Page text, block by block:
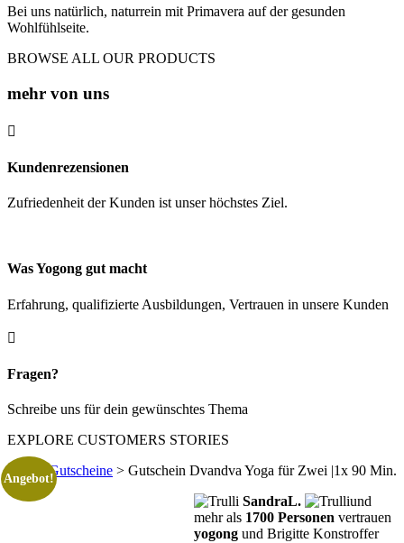
Bei uns natürlich, naturrein mit Primavera auf der gesunden
Wohlfühlseite.
BROWSE ALL OUR PRODUCTS
mehr von uns

Kundenrezensionen
Zufriedenheit der Kunden ist unser höchstes Ziel.
Was Yogong gut macht
Erfahrung, qualifizierte Ausbildungen, Vertrauen in unsere Kunden

Fragen?
Schreibe uns für dein gewünschtes Thema
EXPLORE CUSTOMERS STORIES
Start> Gutscheine > Gutschein Dvandva Yoga für Zwei |1x 90 Min.
Angebot!
SandraL.
und
mehr als 1700 Personenvertrauen
yogongund Brigitte Konstroffer